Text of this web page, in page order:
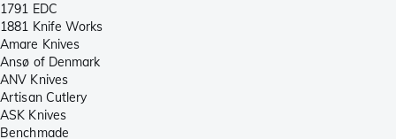
1791 EDC
1881 Knife Works
Amare Knives
Ansø of Denmark
ANV Knives
Artisan Cutlery
ASK Knives
Benchmade